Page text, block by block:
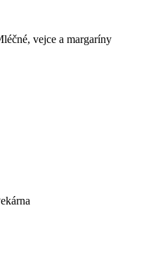
vejce a margaríny